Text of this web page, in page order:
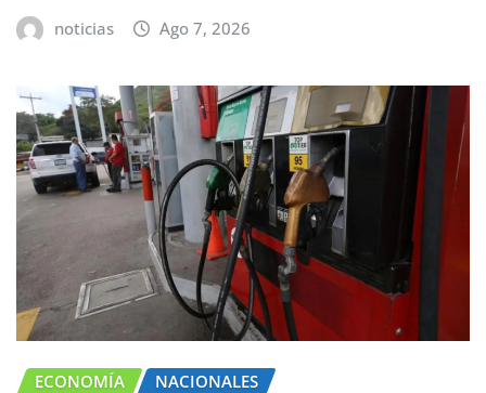
noticias Ago 7, 2026
ECONOMÍA NACIONALES